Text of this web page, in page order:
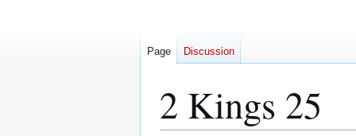
2 Kings 25
Page Discussion